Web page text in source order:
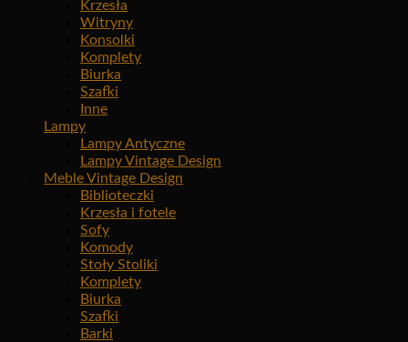
Krzesła
Witryny
Konsolki
Komplety
Biurka
Szafki
Inne
Lampy
Lampy Antyczne
Lampy Vintage Design
Meble Vintage Design
Biblioteczki
Krzesła i fotele
Sofy
Komody
Stoły Stoliki
Komplety
Biurka
Szafki
Barki